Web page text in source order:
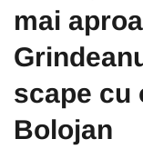
mai
scape cu
Bolojan